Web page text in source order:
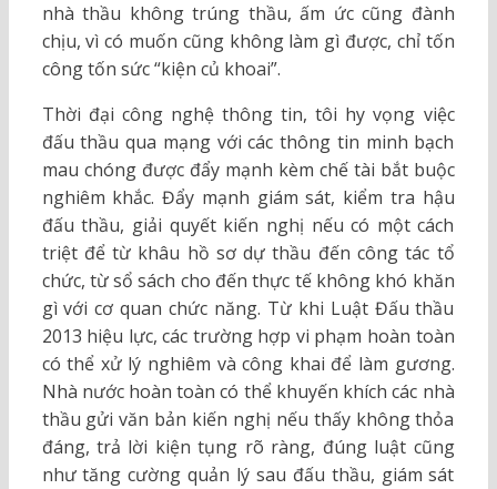
nhà thầu không trúng thầu, ấm ức cũng đành
chịu, vì có muốn cũng không làm gì được, chỉ tốn
công tốn sức “kiện củ khoai”.
Thời đại công nghệ thông tin, tôi hy vọng việc
đấu thầu qua mạng với các thông tin minh bạch
mau chóng được đẩy mạnh kèm chế tài bắt buộc
nghiêm khắc. Đẩy mạnh giám sát, kiểm tra hậu
đấu thầu, giải quyết kiến nghị nếu có một cách
triệt để từ khâu hồ sơ dự thầu đến công tác tổ
chức, từ sổ sách cho đến thực tế không khó khăn
gì với cơ quan chức năng. Từ khi Luật Đấu thầu
2013 hiệu lực, các trường hợp vi phạm hoàn toàn
có thể xử lý nghiêm và công khai để làm gương.
Nhà nước hoàn toàn có thể khuyến khích các nhà
thầu gửi văn bản kiến nghị nếu thấy không thỏa
đáng, trả lời kiện tụng rõ ràng, đúng luật cũng
như tăng cường quản lý sau đấu thầu, giám sát